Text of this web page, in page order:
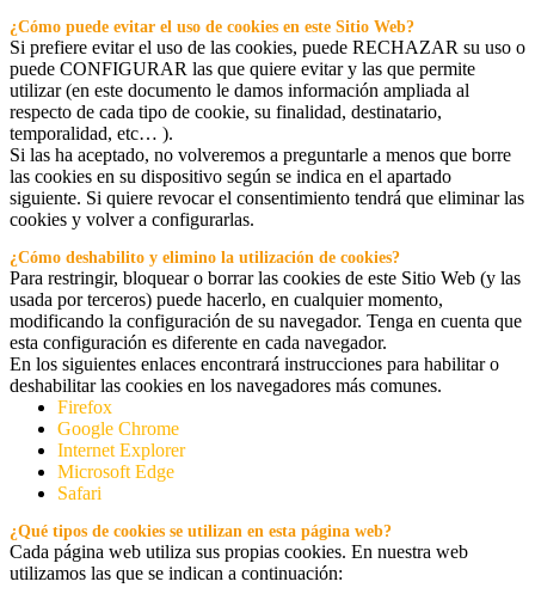
¿Cómo puede evitar el uso de cookies en este Sitio Web?
Si prefiere evitar el uso de las cookies, puede RECHAZAR su uso o
puede CONFIGURAR las que quiere evitar y las que permite
utilizar (en este documento le damos información ampliada al
respecto de cada tipo de cookie, su finalidad, destinatario,
temporalidad, etc… ).
Si las ha aceptado, no volveremos a preguntarle a menos que borre
las cookies en su dispositivo según se indica en el apartado
siguiente. Si quiere revocar el consentimiento tendrá que eliminar las
cookies y volver a configurarlas.
¿Cómo deshabilito y elimino la utilización de cookies?
Para restringir, bloquear o borrar las cookies de este Sitio Web (y las
usada por terceros) puede hacerlo, en cualquier momento,
modificando la configuración de su navegador. Tenga en cuenta que
esta configuración es diferente en cada navegador.
En los siguientes enlaces encontrará instrucciones para habilitar o
deshabilitar las cookies en los navegadores más comunes.
Firefox
Google Chrome
Internet Explorer
Microsoft Edge
Safari
¿Qué tipos de cookies se utilizan en esta página web?
Cada página web utiliza sus propias cookies. En nuestra web
utilizamos las que se indican a continuación: